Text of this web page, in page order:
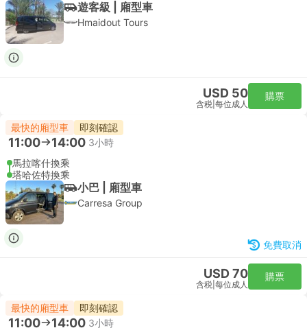
遊客級 | 廂型車
Hmaidout Tours
USD 50
含税 每位成人
購票
最快的廂型車 即刻確認
11:00 14:00 3小時
馬拉喀什換乘
塔哈佐特換乘
小巴 | 廂型車
Carresa Group
免費取消
USD 70
含税 每位成人
購票
最快的廂型車 即刻確認
11:00 14:00 3小時